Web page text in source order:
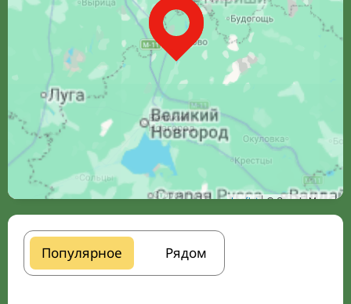
Leaflet| © Google Maps
Популярное Рядом